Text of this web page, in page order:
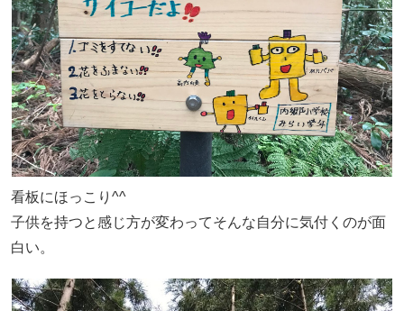
看板にほっこり^^
子供を持つと感じ方が変わってそんな自分に気付くのが面
白い。